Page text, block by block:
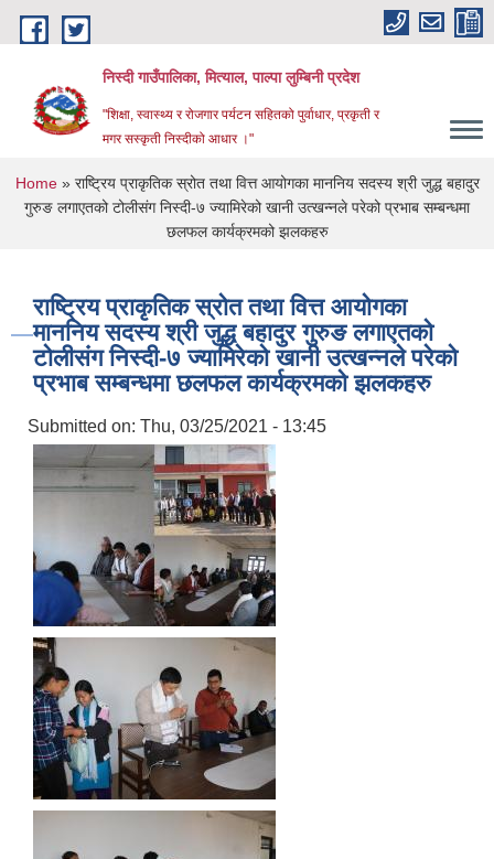
Skip to main content
निस्दी गाउँपालिका, मित्याल, पाल्पा लुम्बिनी प्रदेश
"शिक्षा, स्वास्थ्य र रोजगार पर्यटन सहितको पुर्वाधार, प्रकृती र
मगर सस्कृती निस्दीको आधार ।"
You are here
Home» राष्ट्रिय प्राकृतिक स्रोत तथा वित्त आयोगका माननिय सदस्य श्री जुद्ध बहादुर
गुरुङ लगाएतको टोलीसंग निस्दी-७ ज्यामिरेको खानी उत्खन्नले परेको प्रभाब सम्बन्धमा
छलफल कार्यक्रमको झलकहरु
राष्ट्रिय प्राकृतिक स्रोत तथा वित्त आयोगका
माननिय सदस्य श्री जुद्ध बहादुर गुरुङ लगाएतको
टोलीसंग निस्दी-७ ज्यामिरेको खानी उत्खन्नले परेको
प्रभाब सम्बन्धमा छलफल कार्यक्रमको झलकहरु
Submitted on: Thu, 03/25/2021 - 13:45